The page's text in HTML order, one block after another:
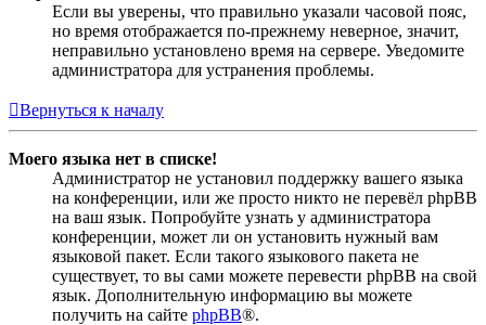
Если вы уверены, что правильно указали часовой пояс,
но время отображается по-прежнему неверное, значит,
неправильно установлено время на сервере. Уведомите
администратора для устранения проблемы.
Вернуться к началу
Моего языка нет в списке!
Администратор не установил поддержку вашего языка
на конференции, или же просто никто не перевёл phpBB
на ваш язык. Попробуйте узнать у администратора
конференции, может ли он установить нужный вам
языковой пакет. Если такого языкового пакета не
существует, то вы сами можете перевести phpBB на свой
язык. Дополнительную информацию вы можете
получить на сайте phpBB®.